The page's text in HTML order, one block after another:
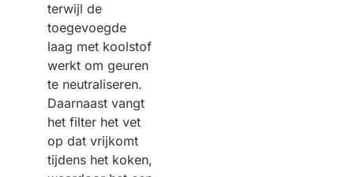
terwijl de
toegevoegde
laag met koolstof
werkt om geuren
te neutraliseren.
Daarnaast vangt
het filter het vet
op dat vrijkomt
tijdens het koken,